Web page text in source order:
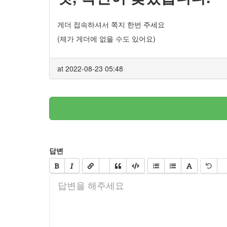
게더 접속하셔서 쪽지 한번 주세요
(제가 게더에 없을 수도 있어요)
at 2022-08-23 05:48
답변